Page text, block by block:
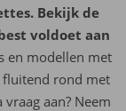
Bekijk de
voldoet aan
en modellen met
rond met
aan? Neem